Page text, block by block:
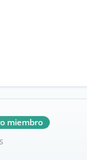
miembro